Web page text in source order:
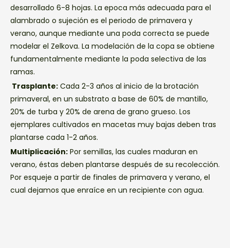
desarrollado 6-8 hojas. La epoca más adecuada para el
alambrado o sujeción es el periodo de primavera y
verano, aunque mediante una poda correcta se puede
modelar el Zelkova. La modelación de la copa se obtiene
fundamentalmente mediante la poda selectiva de las
ramas.
Trasplante: Cada 2-3 años al inicio de la brotación
primaveral, en un substrato a base de 60% de mantillo,
20% de turba y 20% de arena de grano grueso. Los
ejemplares cultivados en macetas muy bajas deben tras
plantarse cada 1-2 años.
Multiplicación: Por semillas, las cuales maduran en
verano, éstas deben plantarse después de su recolección.
Por esqueje a partir de finales de primavera y verano, el
cual dejamos que enraíce en un recipiente con agua.